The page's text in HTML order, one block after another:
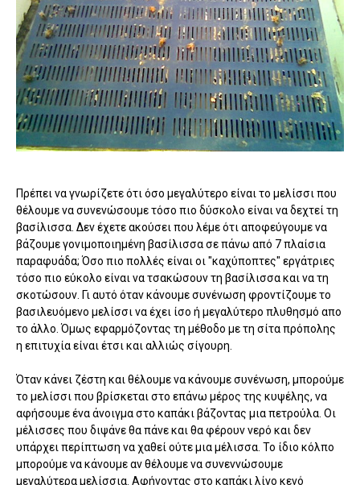
Πρέπει να γνωρίζετε ότι όσο μεγαλύτερο είναι το μελίσσι που
θέλουμε να συνενώσουμε τόσο πιο δύσκολο είναι να δεχτεί τη
βασίλισσα. Δεν έχετε ακούσει που λέμε ότι αποφεύγουμε να
βάζουμε γονιμοποιημένη βασίλισσα σε πάνω από 7 πλαίσια
παραφυάδα; Όσο πιο πολλές είναι οι "καχύποπτες" εργάτριες
τόσο πιο εύκολο είναι να τσακώσουν τη βασίλισσα και να τη
σκοτώσουν. Γι αυτό όταν κάνουμε συνένωση φροντίζουμε το
βασιλευόμενο μελίσσι να έχει ίσο ή μεγαλύτερο πλυθησμό απο
το άλλο. Όμως εφαρμόζοντας τη μέθοδο με τη σίτα πρόπολης
η επιτυχία είναι έτσι και αλλιώς σίγουρη.
Όταν κάνει ζέστη και θέλουμε να κάνουμε συνένωση, μπορούμε
το μελίσσι που βρίσκεται στο επάνω μέρος της κυψέλης, να
αφήσουμε ένα άνοιγμα στο καπάκι βάζοντας μια πετρούλα. Οι
μέλισσες που διψάνε θα πάνε και θα φέρουν νερό και δεν
υπάρχει περίπτωση να χαθεί ούτε μια μέλισσα. Το ίδιο κόλπο
μπορούμε να κάνουμε αν θέλουμε να συνεννώσουμε
μεγαλύτερα μελίσσια. Αφήνοντας στο καπάκι λίγο κενό